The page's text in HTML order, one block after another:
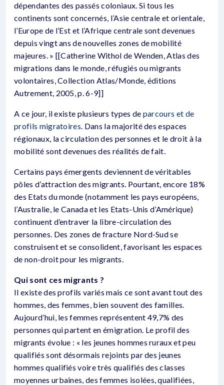
dépendantes des passés coloniaux. Si tous les
continents sont concernés, l’Asie centrale et orientale,
l’Europe de l’Est et l’Afrique centrale sont devenues
depuis vingt ans de nouvelles zones de mobilité
majeures. » [[Catherine Withol de Wenden, Atlas des
migrations dans le monde, réfugiés ou migrants
volontaires, Collection Atlas/Monde, éditions
Autrement, 2005, p. 6-9]]
A ce jour, il existe plusieurs types de parcours et de
profils migratoires. Dans la majorité des espaces
régionaux, la circulation des personnes et le droit à la
mobilité sont devenues des réalités de fait.
Certains pays émergents deviennent de véritables
pôles d’attraction des migrants. Pourtant, encore 18%
des Etats du monde (notamment les pays européens,
l’Australie, le Canada et les Etats-Unis d’Amérique)
continuent d’entraver la libre-circulation des
personnes. Des zones de fracture Nord-Sud se
construisent et se consolident, favorisant les espaces
de non-droit pour les migrants.
Qui sont ces migrants ?
Il existe des profils variés mais ce sont avant tout des
hommes, des femmes, bien souvent des familles.
Aujourd’hui, les femmes représentent 49,7% des
personnes qui partent en émigration. Le profil des
migrants évolue : « les jeunes hommes ruraux et peu
qualifiés sont désormais rejoints par des jeunes
hommes qualifiés voire très qualifiés des classes
moyennes urbaines, des femmes isolées, qualifiées,